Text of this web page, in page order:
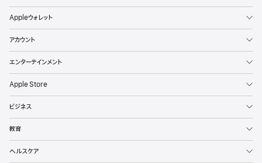
Appleウォレット
アカウント
エンターテインメント
Apple Store
ビジネス
教育
ヘルスケア